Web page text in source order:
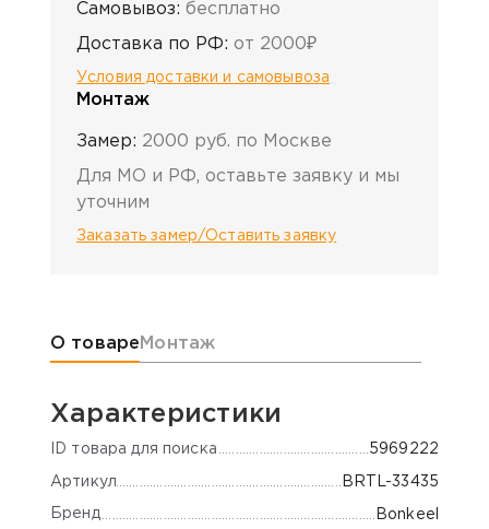
Самовывоз: бесплатно
Доставка по РФ: от 2000₽
Условия доставки и самовывоза
Монтаж
Замер: 2000 руб. по Москве
Для МО и РФ, оставьте заявку и мы
уточним
Заказать замер/Оставить заявку
Информация о товаре
О товаре Монтаж
Характеристики
ID товара для поиска 5969222
Артикул BRTL-33435
Бренд Bonkeel